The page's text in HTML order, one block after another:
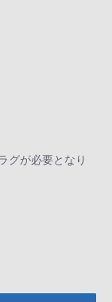
グが必要となり